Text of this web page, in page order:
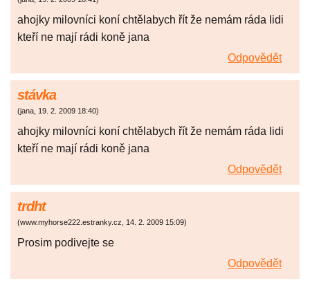
ahojky milovníci koní chtělabych řít že nemám ráda lidi
kteří ne mají rádi koně jana
Odpovědět
stávka
(jana, 19. 2. 2009 18:40)
ahojky milovníci koní chtělabych řít že nemám ráda lidi
kteří ne mají rádi koně jana
Odpovědět
trdht
(www.myhorse222.estranky.cz, 14. 2. 2009 15:09)
Prosim podivejte se
Odpovědět